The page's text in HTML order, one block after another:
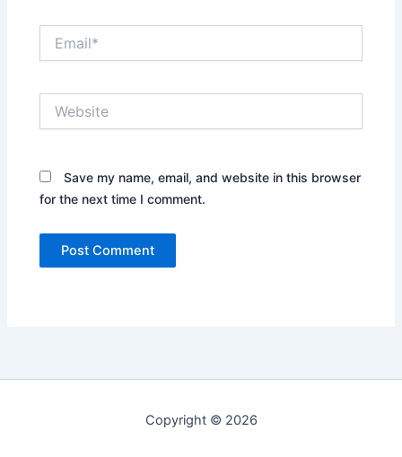
Save my name, email, and website in this browser
for the next time I comment.
Copyright © 2026